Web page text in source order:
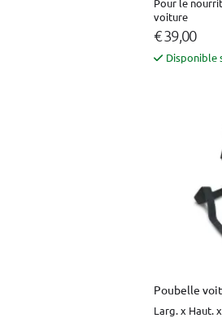
Pour le
voiture
€ 39,00
Disponible
Poubelle
Larg. x Haut.